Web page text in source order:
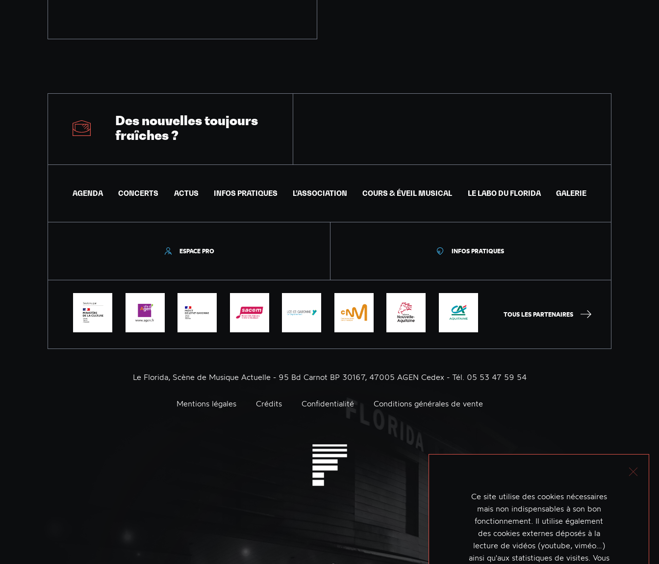
Des nouvelles toujours
fraîches ?
AGENDA CONCERTS ACTUS INFOS PRATIQUES L’ASSOCIATION COURS & ÉVEIL MUSICAL LE LABO DU FLORIDA GALERIE
ESPACE PRO INFOS PRATIQUES
TOUS LES PARTENAIRES
Le Florida, Scène de Musique Actuelle - 95 Bd Carnot BP 30167, 47005 AGEN Cedex - Tél. 05 53 47 59 54
Mentions légales Crédits Confidentialité Conditions générales de vente
Ce site utilise des cookies nécessaires
mais non indispensables à son bon
fonctionnement. Il utilise également
des cookies externes déposés à la
lecture de vidéos (youtube, viméo…)
ainsi qu'aux statistiques de visites. Vous